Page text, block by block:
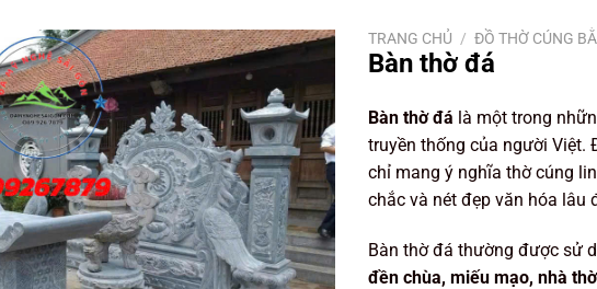
TRANG CHỦ / ĐỒ THỜ CÚNG
Bàn thờ đá
Bàn thờ đá là một trong
truyền thống của người Việt.
chỉ mang ý nghĩa thờ cúng
chắc và nét đẹp văn hóa lâu
Bàn thờ đá thường được sử
đền chùa, miếu mạo, nhà